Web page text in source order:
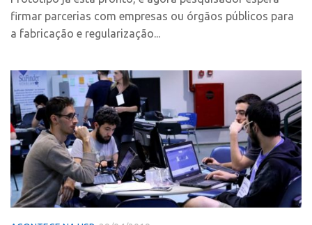
Pesquisa na USP
CPEs
CEPIDs
INCTs
PRPI/USP
InovaUSP
Comunicação
Eventos
Conexão Inter-USP
Leis e Normas
Inteligência Competitiva
Chamamento
Pesquisa na USP
EMBRAPIIs
CPEs
CEPIDs
firmar parcerias com empresas ou órgãos públicos para
a fabricação e regularização...